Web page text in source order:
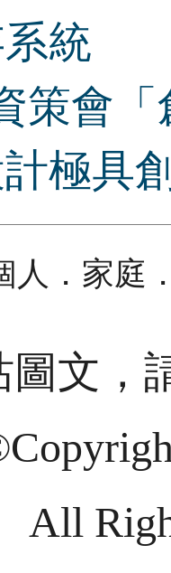
統
策會
極具
人．家庭
圖文，
All